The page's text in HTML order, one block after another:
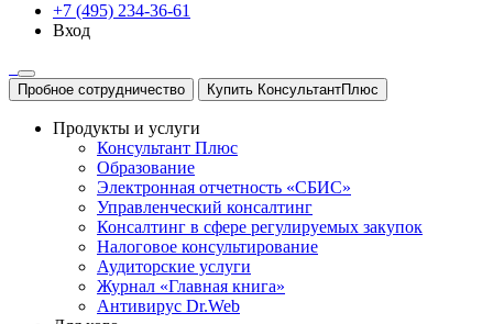
+7 (495) 234-36-61
Вход
Пробное сотрудничество Купить КонсультантПлюс
Продукты и услуги
Консультант Плюс
Образование
Электронная отчетность «СБИС»
Управленческий консалтинг
Консалтинг в сфере регулируемых закупок
Налоговое консультирование
Аудиторские услуги
Журнал «Главная книга»
Антивирус Dr.Web